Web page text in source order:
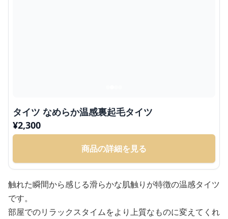
タイツ なめらか温感裏起毛タイツ
¥2,300
商品の詳細を見る
触れた瞬間から感じる滑らかな肌触りが特徴の温感タイツ
です。
部屋でのリラックスタイムをより上質なものに変えてくれ